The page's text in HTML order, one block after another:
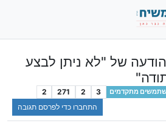
של "לא ניתן לבצע
מתקדמים 3
2
271
2
התחברו כדי לפרסם תגובה